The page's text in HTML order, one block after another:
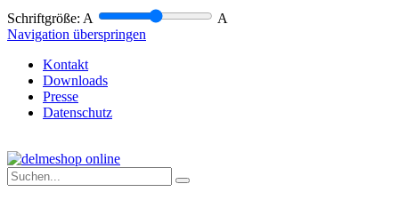
Schriftgröße: A
A
Navigation überspringen
Kontakt
Downloads
Presse
Datenschutz